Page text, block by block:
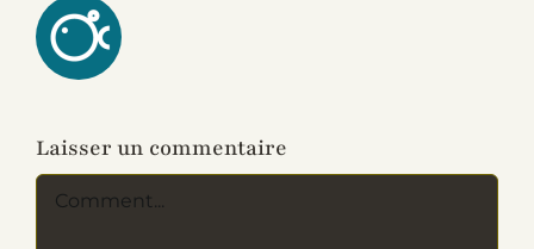
Laisser un commentaire
Commentaire